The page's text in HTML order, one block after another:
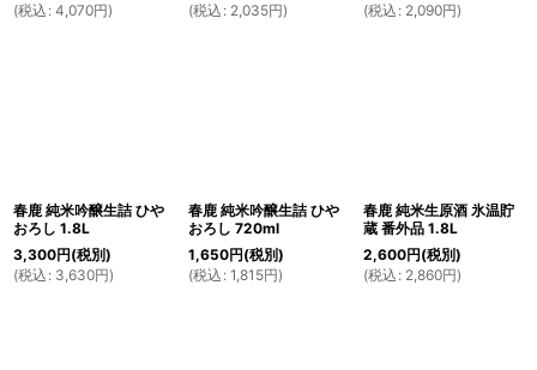
(税込 : 4,070円)
(税込 : 2,035円)
(税込 : 2,090円)
春鹿 純米吟醸生詰 ひや
おろし 1.8L
3,300円(税別)
(税込 : 3,630円)
春鹿 純米吟醸生詰 ひや
おろし 720ml
1,650円(税別)
(税込 : 1,815円)
春鹿 純米生原酒 氷温貯
蔵 番外品 1.8L
2,600円(税別)
(税込 : 2,860円)